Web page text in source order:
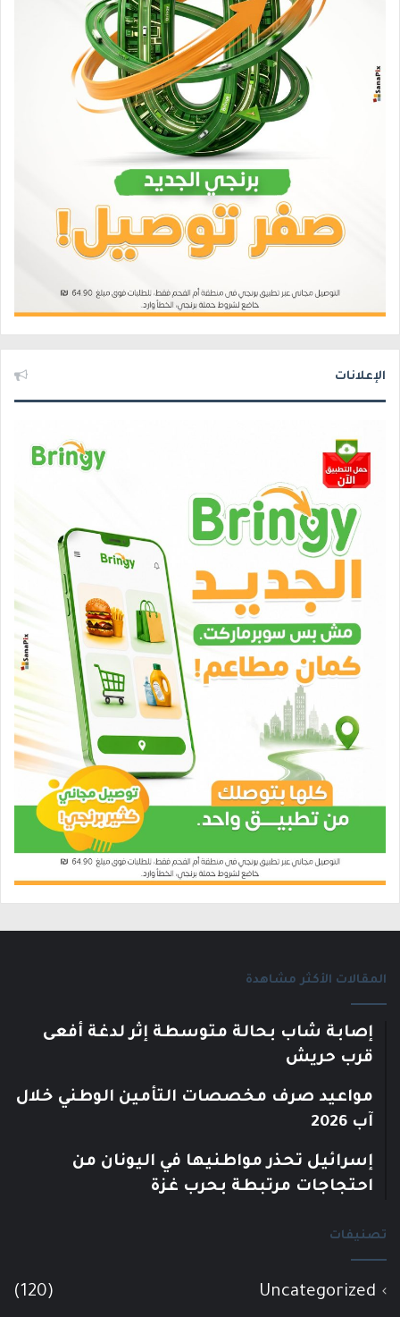
الإعلانات
المقالات الأكثر مشاهدة
إصابة شاب بحالة متوسطة إثر لدغة أفعى
قرب حريش
مواعيد صرف مخصصات التأمين الوطني خلال
آب 2026
إسرائيل تحذر مواطنيها في اليونان من
احتجاجات مرتبطة بحرب غزة
تصنيفات
Uncategorized
(120)